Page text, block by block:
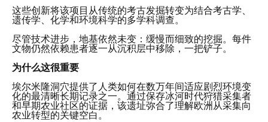
这些创新将该项目从传统的考古发掘转变为结合考古学、
遗传学、化学和环境科学的多学科调查。
尽管技术进步，地基依然未变：缓慢而细致的挖掘。每件
文物仍然依赖患者逐一从沉积层中移除，一把铲子。
为什么这很重要
埃尔米隆洞穴提供了人类如何在数万年间适应剧烈环境变
化的最清晰长期记录之一。通过保存冰河时代狩猎采集者
和早期农业社区的证据，该遗址弥合了理解欧洲从采集向
农业转型的关键空白。